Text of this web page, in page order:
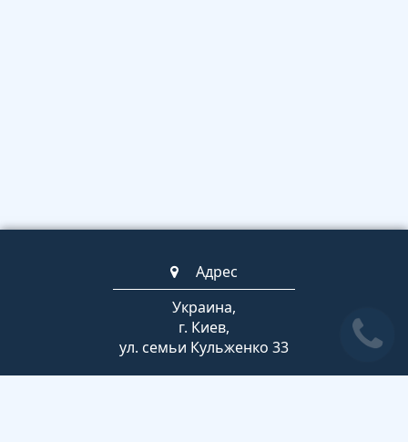
Адрес
Украина,
г. Киев,
ул. семьи Кульженко 33